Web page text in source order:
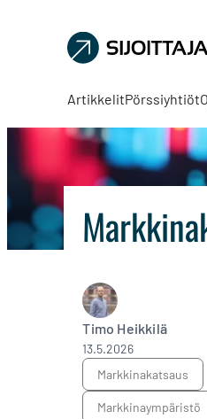
Sijoittaja.fi
Tee
sijoituspäätöksiä
ArtikkelitPörssiyhtiöt
Timo Heikkilä
13.5.2026
markkinakatsaus
markkinaympäristö